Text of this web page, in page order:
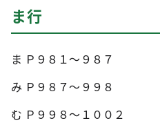
ま行
ま Ｐ９８１～９８７
み Ｐ９８７～９９８
む Ｐ９９８～１００２